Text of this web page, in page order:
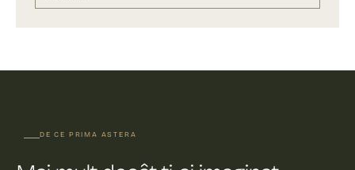
DE CE PRIMA ASTERA